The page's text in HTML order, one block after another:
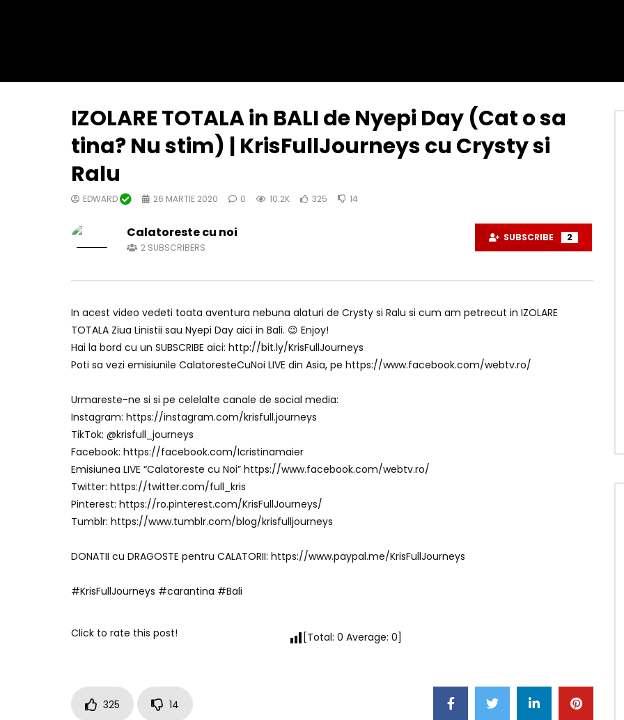
IZOLARE TOTALA in BALI de Nyepi Day (Cat o sa
tina? Nu stim) | KrisFullJourneys cu Crysty si
Ralu
EDWARD 26 MARTIE 2020 0 10.2K 325 14
Calatoreste cu noi
2 SUBSCRIBERS
SUBSCRIBE 2
In acest video vedeti toata aventura nebuna alaturi de Crysty si Ralu si cum am petrecut in IZOLARE
TOTALA Ziua Linistii sau Nyepi Day aici in Bali. 😉 Enjoy!
Hai la bord cu un SUBSCRIBE aici: http://bit.ly/KrisFullJourneys
Poti sa vezi emisiunile CalatoresteCuNoi LIVE din Asia, pe https://www.facebook.com/webtv.ro/
Urmareste-ne si si pe celelalte canale de social media:
Instagram: https://instagram.com/krisfull.journeys
TikTok: @krisfull_journeys
Facebook: https://facebook.com/Icristinamaier
Emisiunea LIVE “Calatoreste cu Noi” https://www.facebook.com/webtv.ro/
Twitter: https://twitter.com/full_kris
Pinterest: https://ro.pinterest.com/KrisFullJourneys/
Tumblr: https://www.tumblr.com/blog/krisfulljourneys
DONATII cu DRAGOSTE pentru CALATORII: https://www.paypal.me/KrisFullJourneys
#KrisFullJourneys #carantina #Bali
Click to rate this post! [Total: 0 Average: 0]
325 14